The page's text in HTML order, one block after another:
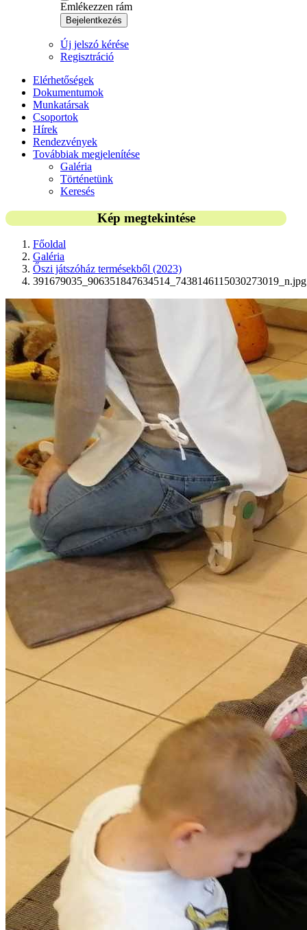
Emlékezzen rám
Bejelentkezés
Új jelszó kérése
Regisztráció
Elérhetőségek
Dokumentumok
Munkatársak
Csoportok
Hírek
Rendezvények
Továbbiak megjelenítése
Galéria
Történetünk
Keresés
Kép megtekintése
Főoldal
Galéria
Őszi játszóház termésekből (2023)
391679035_906351847634514_7438146115030273019_n.jpg